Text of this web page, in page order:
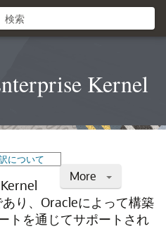
Kernel
More
について
り、Oracleによって構築
トを通じてサポートされ